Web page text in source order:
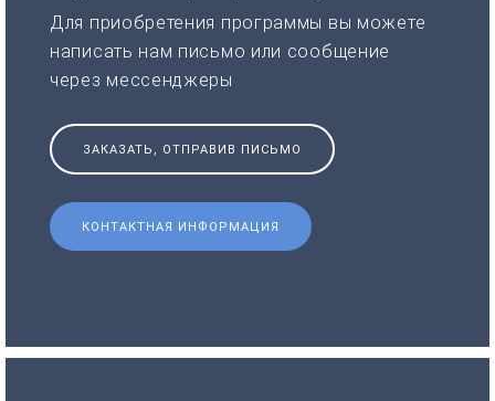
Для приобретения программы вы можете
написать нам письмо или сообщение
через мессенджеры
ЗАКАЗАТЬ, ОТПРАВИВ ПИСЬМО
КОНТАКТНАЯ ИНФОРМАЦИЯ